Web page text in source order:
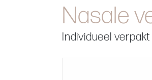
Nasale
Individueel